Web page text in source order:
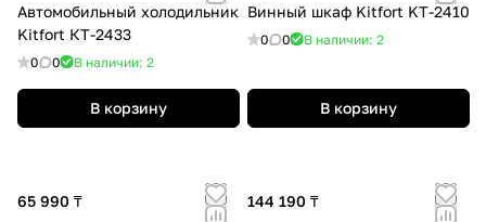
Автомобильный холодильник
Kitfort КТ-2433
0 0 В наличии: 2
В корзину
Винный шкаф Kitfort KT-2410
0 0 В наличии: 2
В корзину
65 990 ₸
144 190 ₸